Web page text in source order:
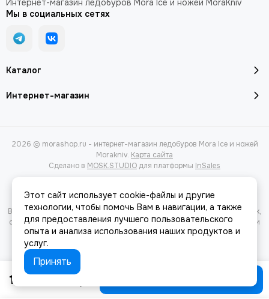
10490.00 руб
Каталог
Интернет-магазин
Интернет-магазин ледобуров Mora Ice и ножей MoraKniv
Мы в социальных сетях
2026 © morashop.ru - интернет-магазин ледобуров Mora Ice и ножей
Morakniv. Карта сайта
Сделано в MOSK.STUDIO для платформы InSales
Вся представленная на сайте информация, касающаяся характеристик,
стоимости товаров и услуг, носит информационный характер и ни при
каких условиях не является публичной офертой, определяемой
положениями Статьи 437(2) Гражданского кодекса РФ.
Этот сайт использует cookie-файлы и другие
технологии, чтобы помочь Вам в навигации, а также
для предоставления лучшего пользовательского
опыта и анализа использования наших продуктов и
услуг.
Принять